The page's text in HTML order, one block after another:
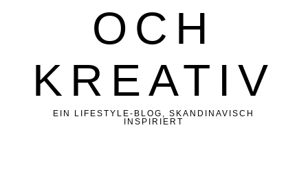
OCH
KREATIV
EIN LIFESTYLE-BLOG, SKANDINAVISCH
INSPIRIERT